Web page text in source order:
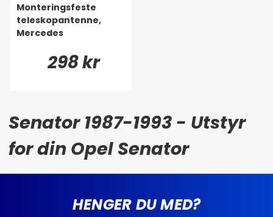
Monteringsfeste
teleskopantenne,
Mercedes
298 kr
Senator 1987-1993 - Utstyr
for din Opel Senator
HENGER DU MED?